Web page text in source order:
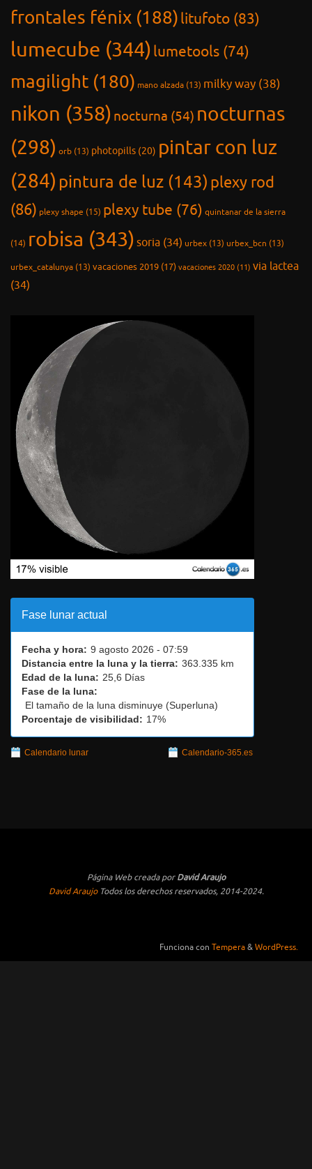
frontales fénix (188)litufoto (83)
lumecube (344)lumetools (74)
magilight (180) mano alzada (13) milky way (38)
nikon (358) nocturna (54) nocturnas
(298) orb (13) photopills (20) pintar con luz
(284) pintura de luz (143) plexy rod
(86) plexy shape (15) plexy tube (76) quintanar de la sierra
(14) robisa (343)soria (34) urbex (13) urbex_bcn (13)
urbex_catalunya (13) vacaciones 2019 (17) vacaciones 2020 (11) via lactea
(34)
Fase lunar actual
Fecha y hora: 9 agosto 2026 - 07:59
Distancia entre la luna y la tierra: 363.335 km
Edad de la luna: 25,6 Días
Fase de la luna:
El tamaño de la luna disminuye (Superluna)
Porcentaje de visibilidad: 17%
Calendario lunar Calendario-365.es
Página Web creada porDavid Araujo
David AraujoTodos los derechos reservados, 2014-2024.
Funciona con Tempera&WordPress.